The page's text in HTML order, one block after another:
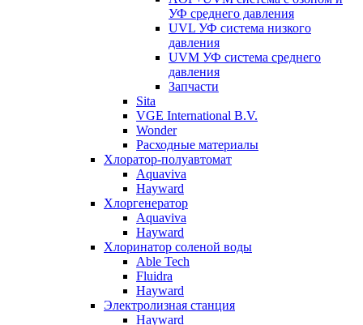
УФ среднего давления
UVL УФ система низкого
давления
UVM УФ система среднего
давления
Запчасти
Sita
VGE International B.V.
Wonder
Расходные материалы
Хлоратор-полуавтомат
Aquaviva
Hayward
Хлоргенератор
Aquaviva
Hayward
Хлоринатор соленой воды
Able Tech
Fluidra
Hayward
Электролизная станция
Hayward